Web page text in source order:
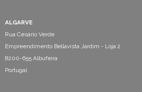
ALGARVE
Rua Cesário Verde
Empreendimento Bellavista Jardim - Loja 2
8200-655 Albufeira
Portugal